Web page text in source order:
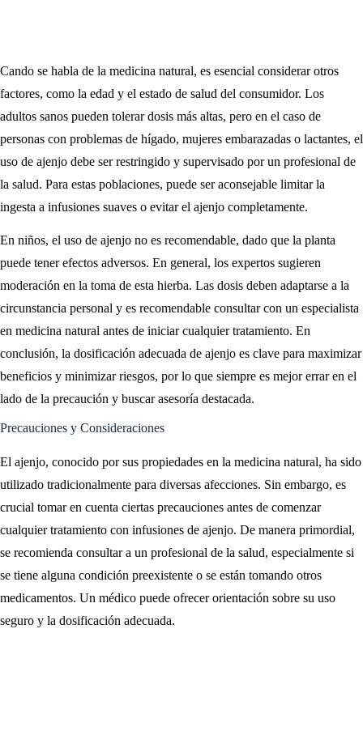
Cando se habla de la medicina natural, es esencial considerar otros
factores, como la edad y el estado de salud del consumidor. Los
adultos sanos pueden tolerar dosis más altas, pero en el caso de
personas con problemas de hígado, mujeres embarazadas o lactantes, el
uso de ajenjo debe ser restringido y supervisado por un profesional de
la salud. Para estas poblaciones, puede ser aconsejable limitar la
ingesta a infusiones suaves o evitar el ajenjo completamente.
En niños, el uso de ajenjo no es recomendable, dado que la planta
puede tener efectos adversos. En general, los expertos sugieren
moderación en la toma de esta hierba. Las dosis deben adaptarse a la
circunstancia personal y es recomendable consultar con un especialista
en medicina natural antes de iniciar cualquier tratamiento. En
conclusión, la dosificación adecuada de ajenjo es clave para maximizar
beneficios y minimizar riesgos, por lo que siempre es mejor errar en el
lado de la precaución y buscar asesoría destacada.
Precauciones y Consideraciones
El ajenjo, conocido por sus propiedades en la medicina natural, ha sido
utilizado tradicionalmente para diversas afecciones. Sin embargo, es
crucial tomar en cuenta ciertas precauciones antes de comenzar
cualquier tratamiento con infusiones de ajenjo. De manera primordial,
se recomienda consultar a un profesional de la salud, especialmente si
se tiene alguna condición preexistente o se están tomando otros
medicamentos. Un médico puede ofrecer orientación sobre su uso
seguro y la dosificación adecuada.